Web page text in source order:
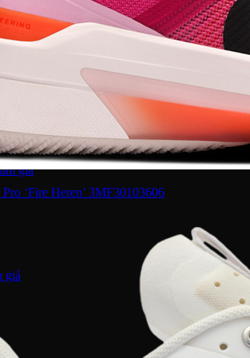
‘Fire Heren’ 3MF30103606